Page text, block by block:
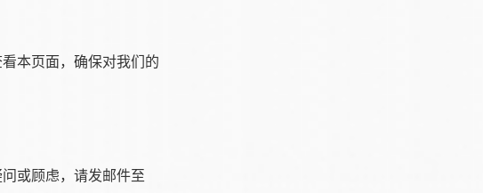
本页面，确保对我们的
或顾虑，请发邮件至